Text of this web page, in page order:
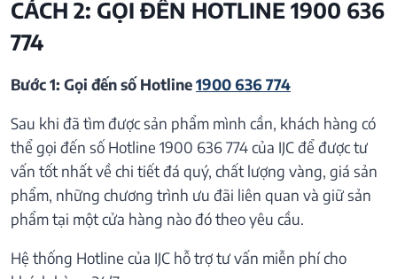
CÁCH 2: GỌI ĐẾN HOTLINE 1900 636
774
Bước 1: Gọi đến số Hotline1900 636 774
Sau khi đã tìm được sản phẩm mình cần, khách hàng có
thể gọi đến số Hotline 1900 636 774 của IJC để được tư
vấn tốt nhất về chi tiết đá quý, chất lượng vàng, giá sản
phẩm, những chương trình ưu đãi liên quan và giữ sản
phẩm tại một cửa hàng nào đó theo yêu cầu.
Hệ thống Hotline của IJC hỗ trợ tư vấn miễn phí cho